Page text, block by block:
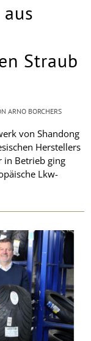
Straub
von Shandong
Herstellers
in Betrieb ging
Lkw-
ARNO BORCHERS